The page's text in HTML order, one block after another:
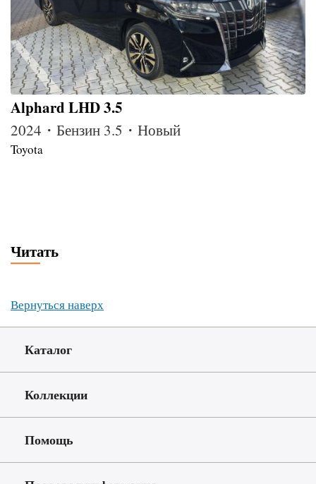
Alphard LHD 3.5
2024・Бензин 3.5・Новый
Toyota
Читать
Вернуться наверх
Каталог
Коллекции
Помощь